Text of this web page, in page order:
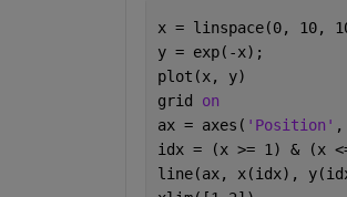
x = linspace(0, 10,
y = exp(-x);
plot(x, y)
grid on
ax = axes( 'Position' ,
idx = (x >= 1) & (x
line(ax, x(idx),